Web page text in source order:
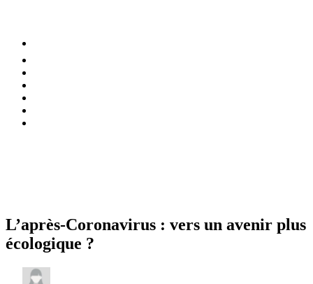
L’après-Coronavirus : vers un avenir plus
écologique ?